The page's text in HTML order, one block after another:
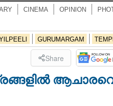
CINEMA OPINION
GURUMARGAM
Share